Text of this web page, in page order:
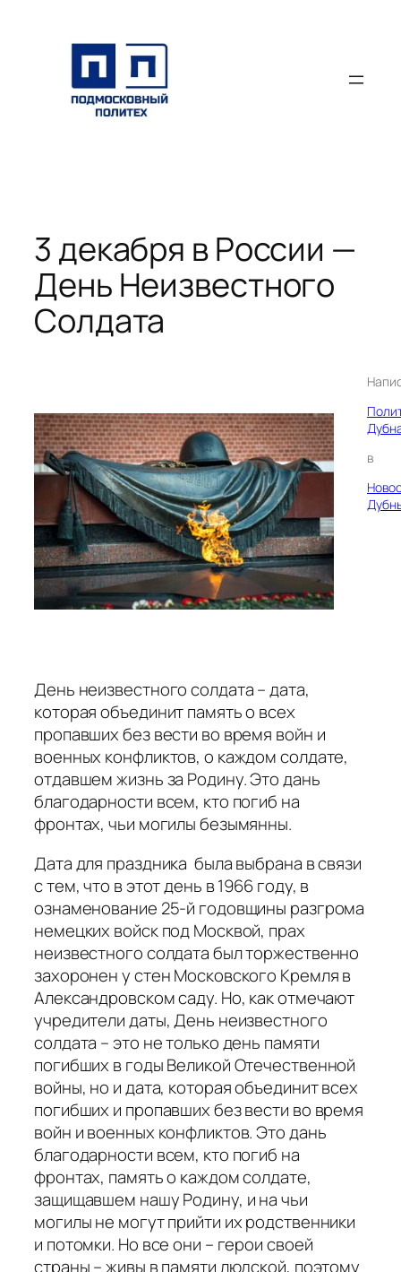
содержимому
3 декабря в России —
День Неизвестного
Солдата
в
День неизвестного солдата – дата,
которая объединит память о всех
пропавших без вести во время войн и
военных конфликтов, о каждом солдате,
отдавшем жизнь за Родину. Это дань
благодарности всем, кто погиб на
фронтах, чьи могилы безымянны.
Дата для праздника была выбрана в связи
с тем, что в этот день в 1966 году, в
ознаменование 25-й годовщины разгрома
немецких войск под Москвой, прах
неизвестного солдата был торжественно
захоронен у стен Московского Кремля в
Александровском саду. Но, как отмечают
учредители даты, День неизвестного
солдата – это не только день памяти
погибших в годы Великой Отечественной
войны, но и дата, которая объединит всех
погибших и пропавших без вести во время
войн и военных конфликтов. Это дань
благодарности всем, кто погиб на
фронтах, память о каждом солдате,
защищавшем нашу Родину, и на чьи
могилы не могут прийти их родственники
и потомки. Но все они – герои своей
страны – живы в памяти людской, поэтому